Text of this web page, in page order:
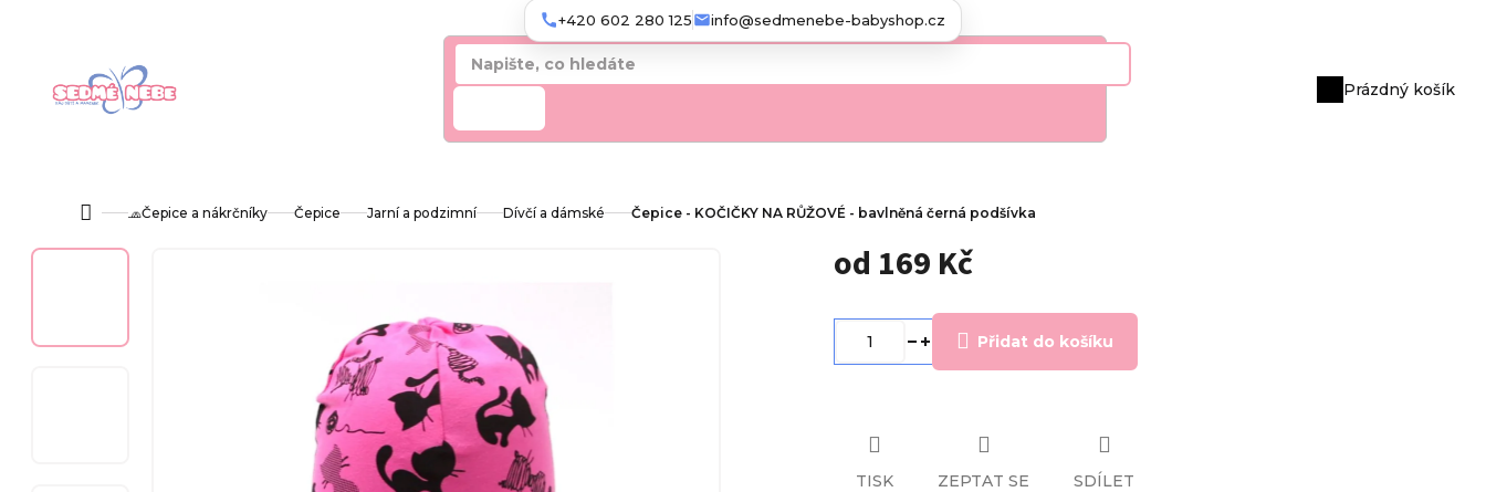
Nákupní
Prázdný košík
Domů🧢Čepice a nákrčníky Čepice Jarní a podzimní Dívčí a dámské Čepice - KOČIČKY NA RŮŽOVÉ - bavlněná černá podšívka
od 169 Kč
cena:
Přidat do košíku
TISK ZEPTAT SE SDÍLET
+420 602 280 125 info@sedmenebe-babyshop.cz